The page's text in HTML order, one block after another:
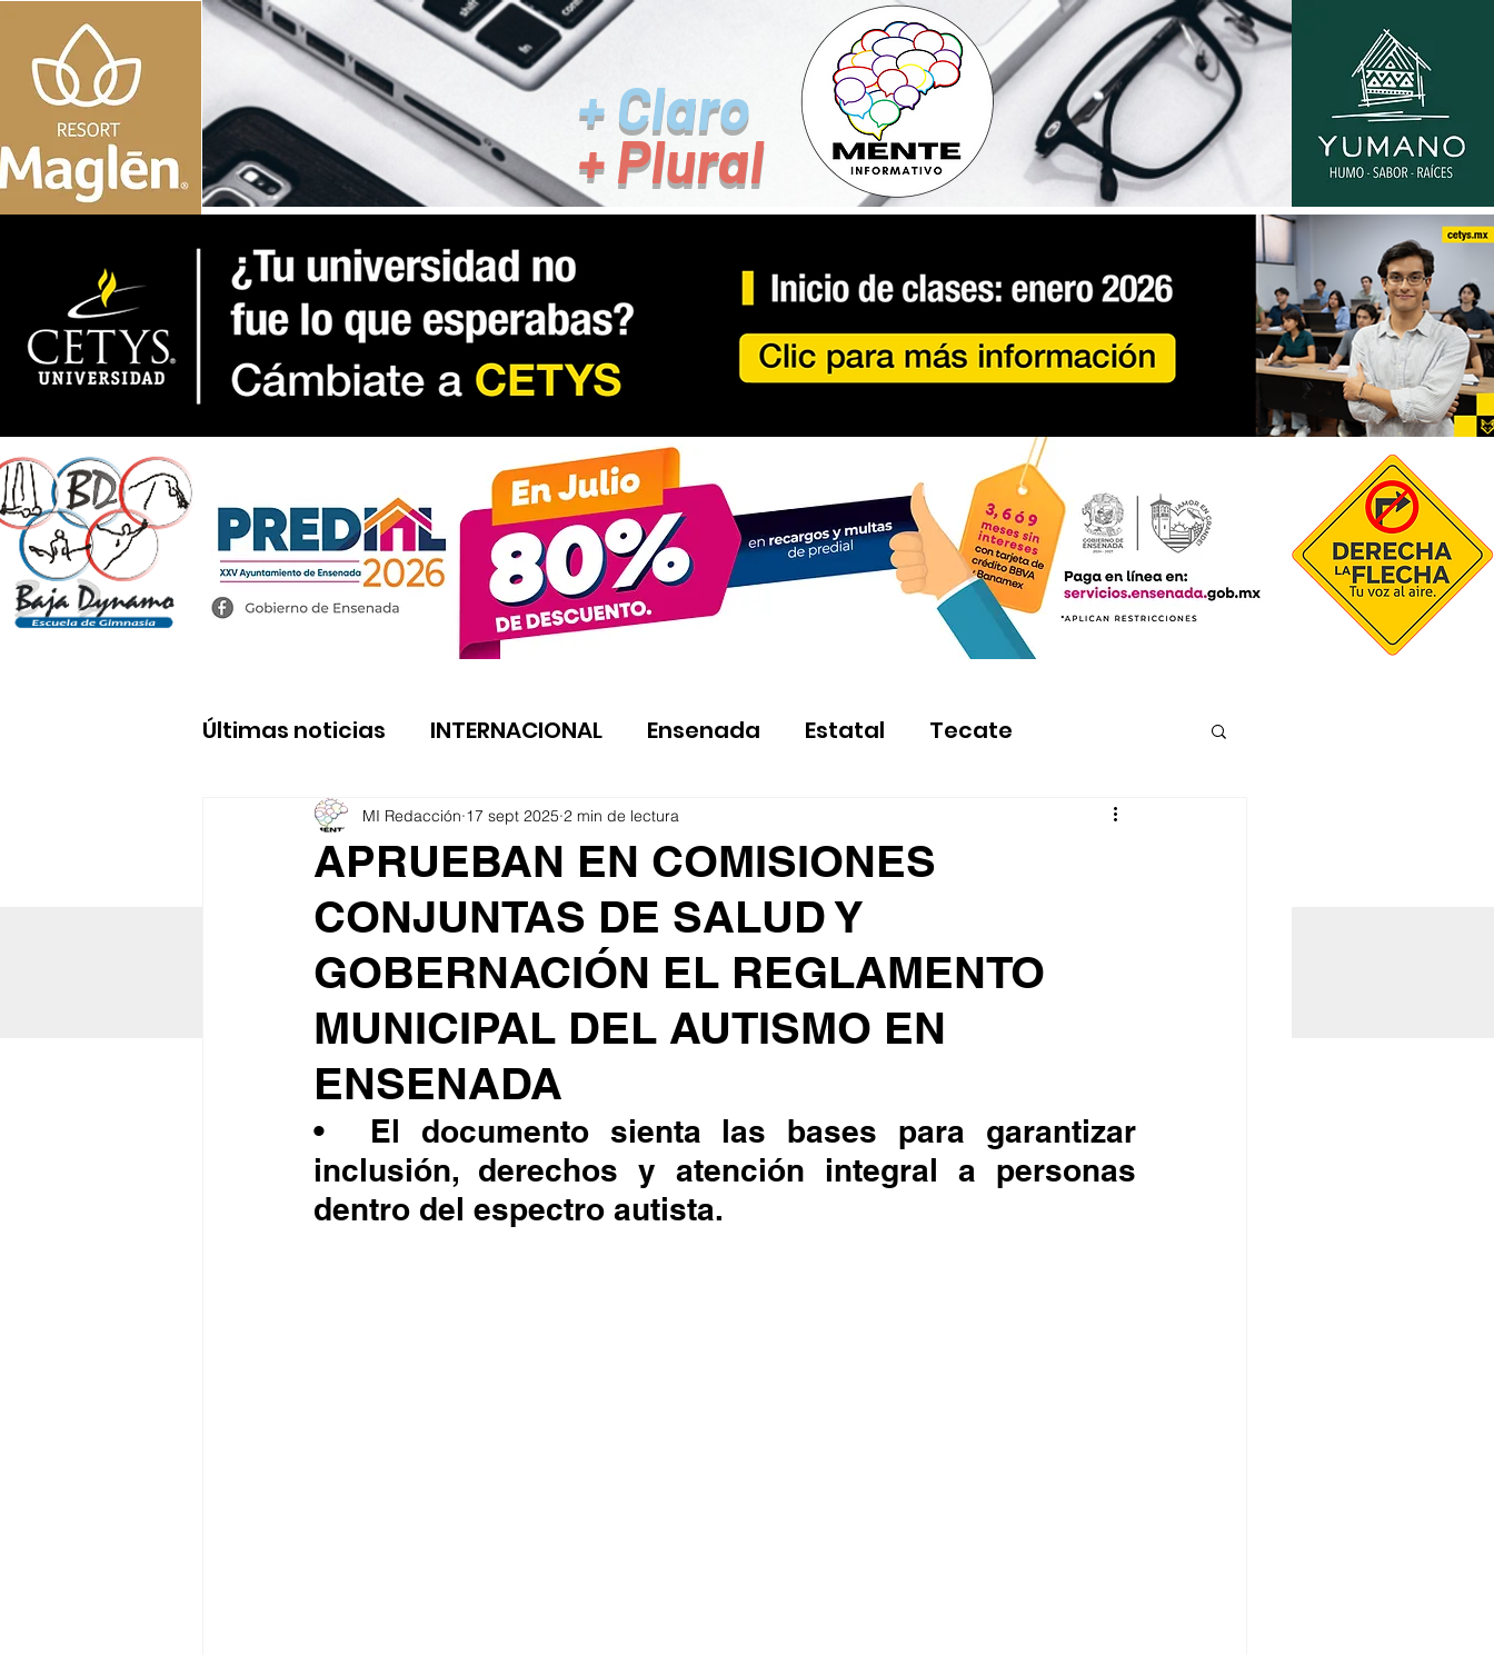
+ Claro
+ Plural
Últimas noticias INTERNACIONAL Ensenada Estatal Tecate
APRUEBAN EN COMISIONES
CONJUNTAS DE SALUD Y
GOBERNACIÓN EL REGLAMENTO
MUNICIPAL DEL AUTISMO EN
ENSENADA
MI Redacción 17 sept 2025 2 min de lectura
•	El documento sienta las bases para garantizar
inclusión, derechos y atención integral a personas
dentro del espectro autista.